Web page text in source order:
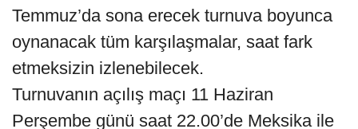
Temmuz’da sona erecek turnuva boyunca
oynanacak tüm karşılaşmalar, saat fark
etmeksizin izlenebilecek.
Turnuvanın açılış maçı 11 Haziran
Perşembe günü saat 22.00’de Meksika ile